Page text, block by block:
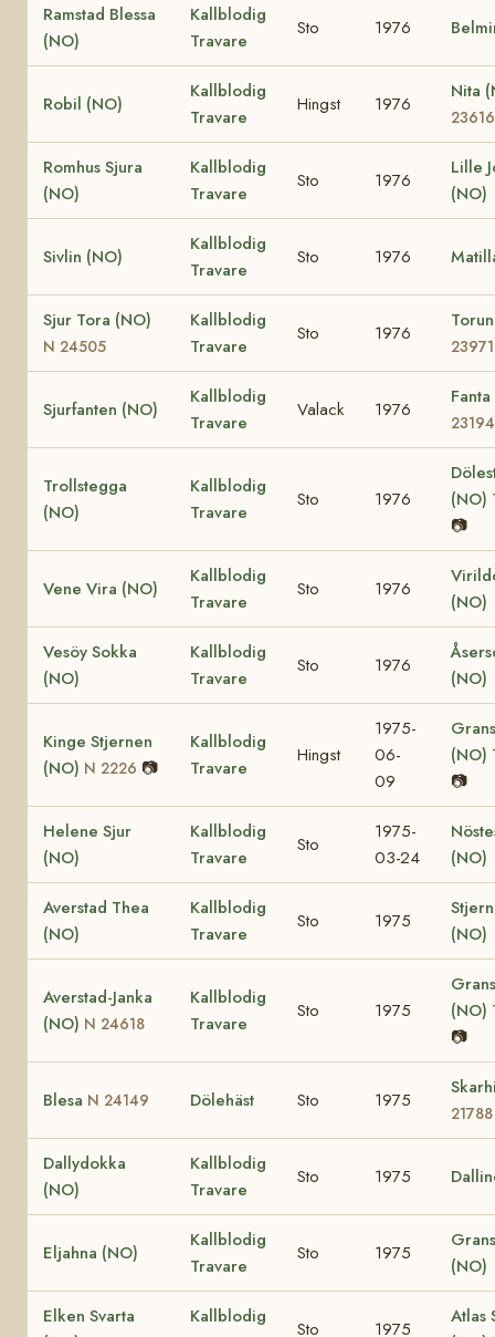
Ramstad Blessa
(NO)
Kallblodig
Travare
Sto 1976
Robil (NO)
Kallblodig
Travare
Hingst 1976
Nita
23616
Romhus Sjura
(NO)
Kallblodig
Travare
Sto 1976
Lille
(NO)
Sivlin (NO)
Kallblodig
Travare
Sto 1976
Sjur Tora (NO)
N 24505
Kallblodig
Travare
Sto 1976
23971
Sjurfanten (NO)
Kallblodig
Travare
Valack 1976
23194
Trollstegga
(NO)
Kallblodig
Travare
Sto 1976
(NO)
📷
Vene Vira (NO)
Kallblodig
Travare
Sto 1976
(NO)
Vesöy Sokka
(NO)
Kallblodig
Travare
Sto 1976
(NO)
Kinge Stjernen
(NO) N 2226 📷
Kallblodig
Travare
Hingst
1975-
06-
09
(NO)
📷
Helene Sjur
(NO)
Kallblodig
Travare
Sto
1975-
03-24
(NO)
Averstad Thea
(NO)
Kallblodig
Travare
Sto 1975
(NO)
Averstad-Janka
(NO) N 24618
Kallblodig
Travare
Sto 1975
(NO)
📷
Blesa N 24149 Dölehäst Sto 1975
21788
Dallydokka
(NO)
Kallblodig
Travare
Sto 1975
Eljahna (NO)
Kallblodig
Travare
Sto 1975
(NO)
Elken Svarta
Kallblodig
Sto 1975
Atlas